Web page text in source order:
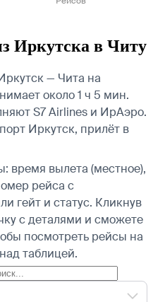
Иркутска в Читу
— Чита на
около 1 ч 5 мин.
S7 Airlines и ИрАэро.
Иркутск, прилёт в
время вылета (местное),
рейса с
гейт и статус. Кликнув
с деталями и сможете
посмотреть рейсы на
таблицей.